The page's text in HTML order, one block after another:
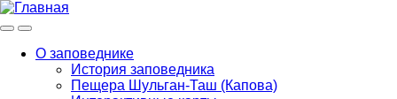
МенюИнфо
О заповеднике
История заповедника
Пещера Шульган-Таш (Капова)